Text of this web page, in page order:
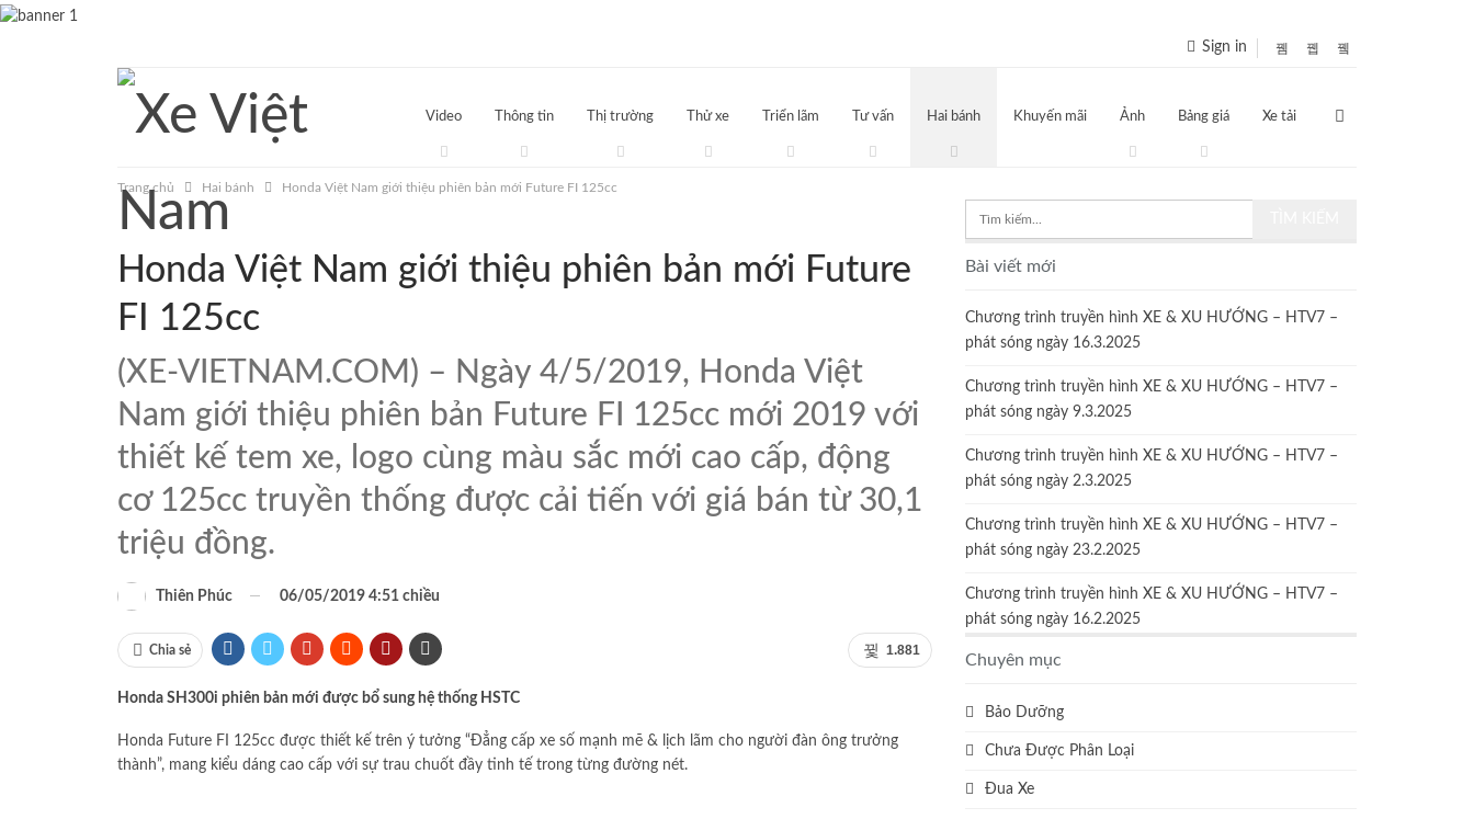
Sign in
Video Thông tin Thị trường Thử xe Triển lãm Tư vấn Hai bánh Khuyến mãi Ảnh Bảng giá Xe tải
Trang chủ Hai bánh Honda Việt Nam giới thiệu phiên bản mới Future FI 125cc
Honda Việt Nam giới thiệu phiên bản mới Future
FI 125cc
(XE-VIETNAM.COM) – Ngày 4/5/2019, Honda Việt
Nam giới thiệu phiên bản Future FI 125cc mới 2019 với
thiết kế tem xe, logo cùng màu sắc mới cao cấp, động
cơ 125cc truyền thống được cải tiến với giá bán từ 30,1
triệu đồng.
Thiên Phúc 06/05/2019 4:51 chiều
1.881
Chia sẻ
Honda SH300i phiên bản mới được bổ sung hệ thống HSTC
Honda Future FI 125cc được thiết kế trên ý tưởng “Đẳng cấp xe số mạnh mẽ & lịch lãm cho người đàn ông trưởng
thành”, mang kiểu dáng cao cấp với sự trau chuốt đầy tinh tế trong từng đường nét.
Bài viết mới
Chương trình truyền hình XE & XU HƯỚNG – HTV7 –
phát sóng ngày 16.3.2025
Chương trình truyền hình XE & XU HƯỚNG – HTV7 –
phát sóng ngày 9.3.2025
Chương trình truyền hình XE & XU HƯỚNG – HTV7 –
phát sóng ngày 2.3.2025
Chương trình truyền hình XE & XU HƯỚNG – HTV7 –
phát sóng ngày 23.2.2025
Chương trình truyền hình XE & XU HƯỚNG – HTV7 –
phát sóng ngày 16.2.2025
Chuyên mục
Bảo Dưỡng
Chưa Được Phân Loại
Đua Xe